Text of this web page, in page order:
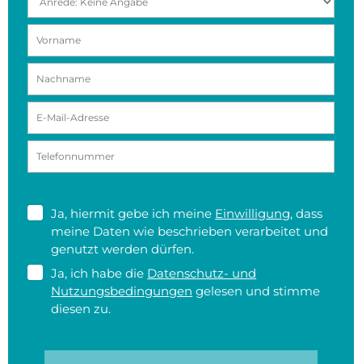
Ja, hiermit gebe ich meine Einwilligung, dass
meine Daten wie beschrieben verarbeitet und
genutzt werden dürfen.
Ja, ich habe die Datenschutz- und
Nutzungsbedingungen gelesen und stimme
diesen zu.